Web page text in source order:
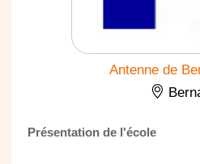
Antenne de
Présentation de l'école